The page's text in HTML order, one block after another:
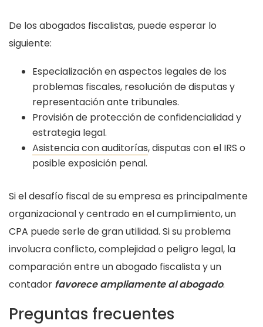
De los abogados fiscalistas, puede esperar lo
siguiente:
Especialización en aspectos legales de los
problemas fiscales, resolución de disputas y
representación ante tribunales.
Provisión de protección de confidencialidad y
estrategia legal.
Asistencia con auditorías, disputas con el IRS o
posible exposición penal.
Si el desafío fiscal de su empresa es principalmente
organizacional y centrado en el cumplimiento, un
CPA puede serle de gran utilidad. Si su problema
involucra conflicto, complejidad o peligro legal, la
comparación entre un abogado fiscalista y un
contador favorece ampliamente al abogado.
Preguntas frecuentes